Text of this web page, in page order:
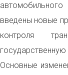
введены новые
контроля
Основные